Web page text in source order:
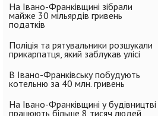
На Івано-Франківщині зібрали
майже 30 мільярдів гривень
податків
Поліція та рятувальники розшукали
прикарпатця, який заблукав улісі
В Івано-Франківську побудують
котельню за 40 млн. гривень
На Івано-Франківщині у будівництві
працюють більше 8 тисяч людей